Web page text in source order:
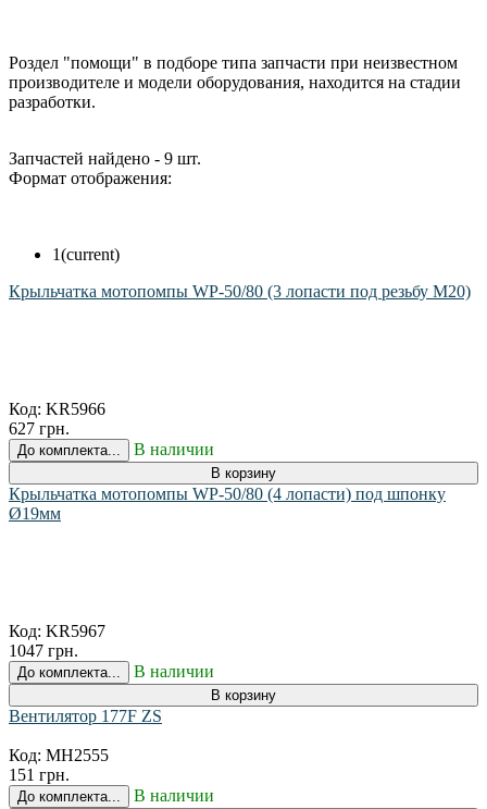
Роздел "помощи" в подборе типа запчасти при неизвестном
производителе и модели оборудования, находится на стадии
разработки.
Запчастей найдено - 9 шт.
Формат отображения:
1(current)
Крыльчатка мотопомпы WP-50/80 (3 лопасти под резьбу М20)
Код: KR5966
627 грн.
До комплекта... В наличии
В корзину
Крыльчатка мотопомпы WP-50/80 (4 лопасти) под шпонку
Ø19мм
Код: KR5967
1047 грн.
До комплекта... В наличии
В корзину
Вентилятор 177F ZS
Код: MH2555
151 грн.
До комплекта... В наличии